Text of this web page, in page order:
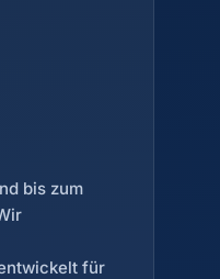
bis zum
für